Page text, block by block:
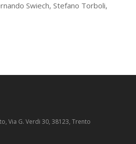
Swiech, Stefano Torboli,
Via G. Verdi 30, 38123, Trento